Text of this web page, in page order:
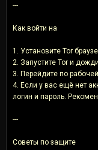
---
Как войти на
1. Установите Tor
2. Запустите Tor и
3. Перейдите по
4. Если у вас ещё нет
логин и пароль.
---
Советы по защите